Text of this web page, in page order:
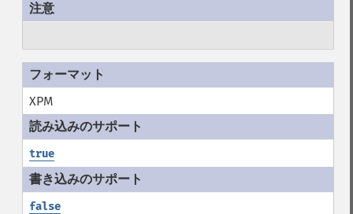
XPM
true
false